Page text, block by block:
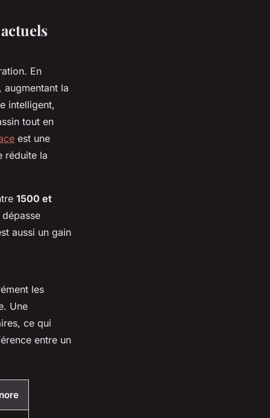
En
augmentant la
intelligent,
tout en
est une
réduite la
1500 et
aussi un gain
les
Une
ce qui
entre un